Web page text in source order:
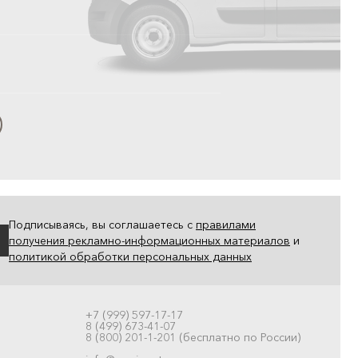
Подписываясь, вы соглашаетесь с правилами
получения рекламно-информационных материалов и
политикой обработки персональных данных
+7 (999) 597-17-17
8 (499) 673-41-07
8 (800) 201-1-201 (бесплатно по России)